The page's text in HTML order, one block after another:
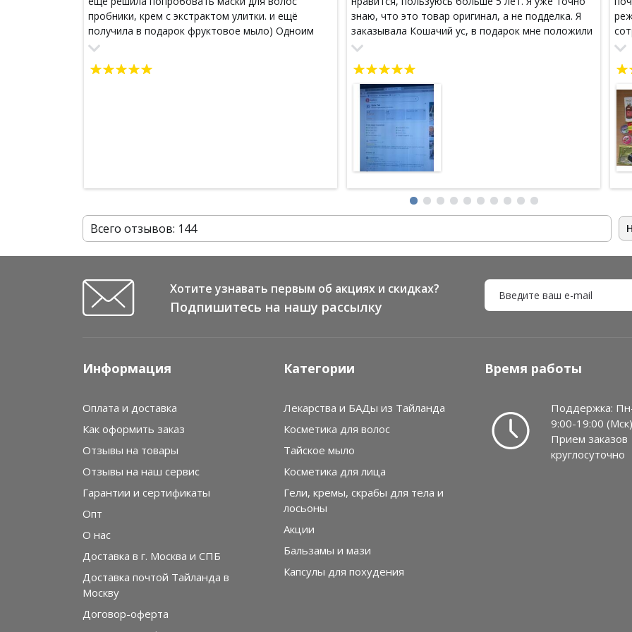
пробники, крем с экстрактом улитки. и ещё
получила в подарок фруктовое мыло) Одноим
слово Спасибо)
знаю, что это товар оригинал, а не подделка. Я
заказывала Кошачий ус, в подарок мне положили
детокс. Рекомендую. Потому, что здоровье
-
Всего отзывов: 144
Хотите узнавать первым об акциях и скидках?
Подпишитесь на нашу рассылку
Информация
Оплата и доставка
Как оформить заказ
Отзывы на товары
Отзывы на наш сервис
Гарантии и сертификаты
Опт
О нас
Доставка в г. Москва и СПБ
Доставка почтой Тайланда в
Москву
Договор-оферта
Категории
Лекарства и БАДы из Тайланда
Косметика для волос
Тайское мыло
Косметика для лица
Гели, кремы, скрабы для тела и
лосьоны
Акции
Бальзамы и мази
Капсулы для похудения
Время работы
Поддержка:
9:00-19:00 (Мск)
Прием заказов
круглосуточно